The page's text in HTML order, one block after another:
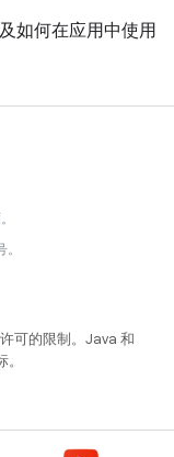
如何在应用中使用
可的限制。Java 和